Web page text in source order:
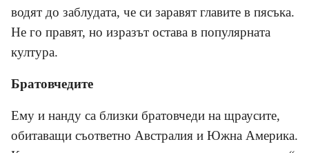
водят до заблудата, че си заравят главите в пясъка.
Не го правят, но изразът остава в популярната
култура.
Братовчедите
Ему и нанду са близки братовчеди на щраусите,
обитаващи съответно Австралия и Южна Америка.